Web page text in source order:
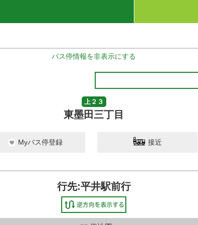
バス停情報を非表示にする
上２３
東墨田三丁目
Myバス停登録 接近
行先:平井駅前行